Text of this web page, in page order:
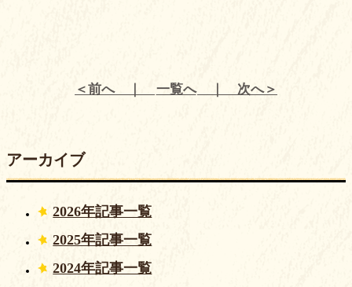
前へ 一覧へ 次へ
アーカイブ
2026年記事一覧
2025年記事一覧
2024年記事一覧